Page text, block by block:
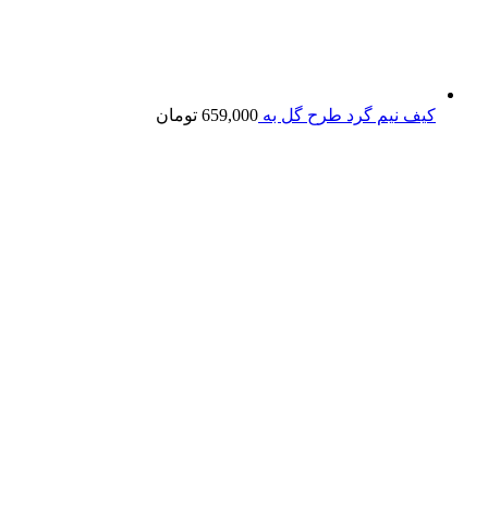
کیف نیم گرد طرح گل به 659,000 تومان